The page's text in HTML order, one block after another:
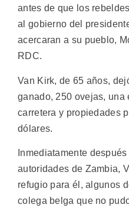
antes de que los
al gobierno del
acercaran a su pueblo,
RDC.
Van Kirk, de 65 años,
ganado, 250 ovejas, una
carretera y propiedades
dólares.
Inmediatamente
autoridades de Zambia,
refugio para él, algunos
colega belga que no